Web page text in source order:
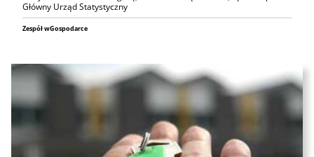
Główny Urząd Statystyczny
Zespół wGospodarce